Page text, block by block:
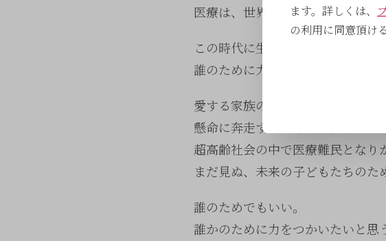
医療は、世界最大の課題となった
この時代に生きる君は
誰のために力を使いたいと思った
愛する家族のため。大切な恋人や
懸命に奔走する医療介護従事者の
超高齢社会の中で医療難民となり
まだ見ぬ、未来の子どもたちのた
誰のためでもいい。
誰かのために力をつかいたいと思
ます。詳しくは、
の利用に同意頂け